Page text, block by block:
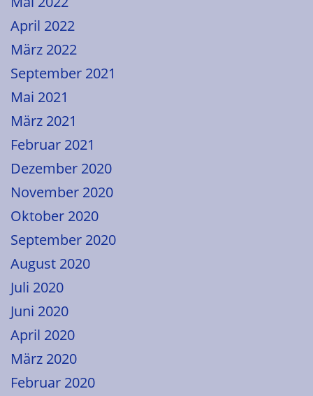
April 2022
März 2022
September 2021
Mai 2021
März 2021
Februar 2021
Dezember 2020
November 2020
Oktober 2020
September 2020
August 2020
Juli 2020
Juni 2020
April 2020
März 2020
Februar 2020